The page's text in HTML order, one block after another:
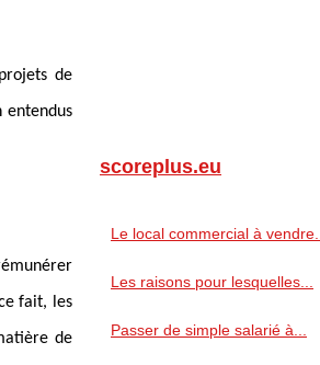
de
entendus
fait, les
de
scoreplus.eu
Le local commercial à vendre...
Les raisons pour lesquelles...
Passer de simple salarié à...